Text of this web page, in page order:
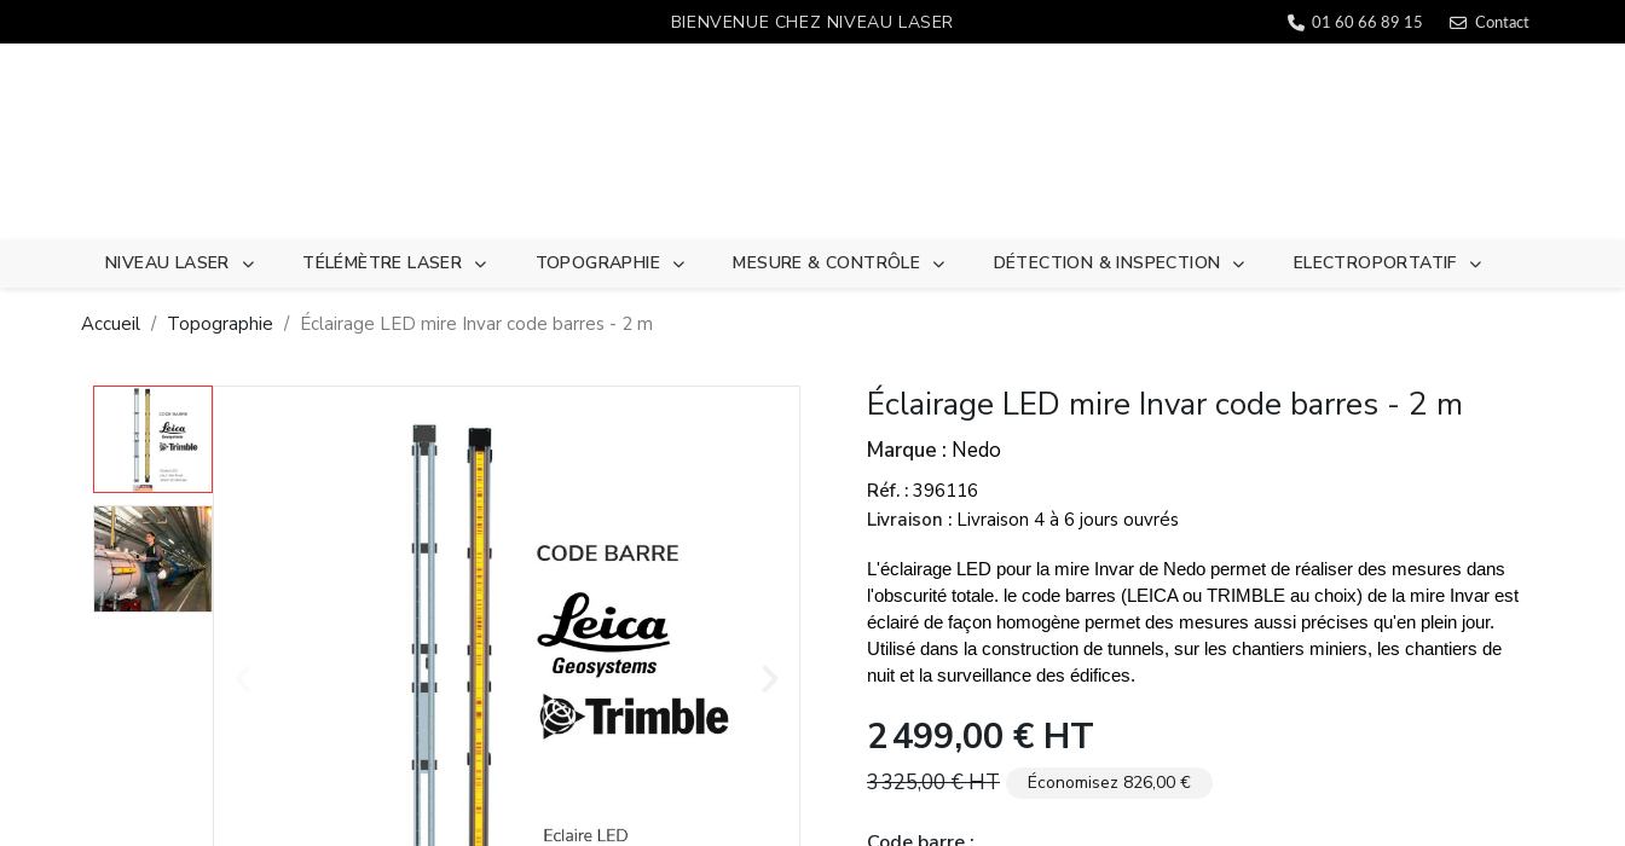
BIENVENUE CHEZ NIVEAU LASER 01 60 66 89 15 Contact
NIVEAU LASER TÉLÉMÈTRE LASER TOPOGRAPHIE MESURE & CONTRÔLE DÉTECTION & INSPECTION ELECTROPORTATIF
Accueil Topographie Éclairage LED mire Invar code barres - 2 m
Éclairage LED mire Invar code barres - 2 m
Marque Nedo
Réf. 396116
Livraison
Livraison 4 à 6 jours ouvrés
L'éclairage LED pour la mire Invar de Nedo permet de réaliser des mesures dans
l'obscurité totale. le code barres (LEICA ou TRIMBLE au choix) de la mire Invar est
éclairé de façon homogène permet des mesures aussi précises qu'en plein jour.
Utilisé dans la construction de tunnels, sur les chantiers miniers, les chantiers de
nuit et la surveillance des édifices.
2 499,00 € HT
3 325,00 €HT Économisez 826,00 €